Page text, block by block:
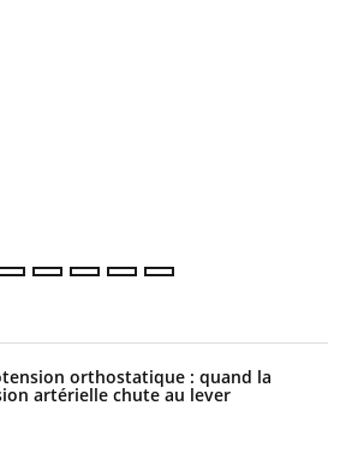
orthostatique : quand la
artérielle chute au lever